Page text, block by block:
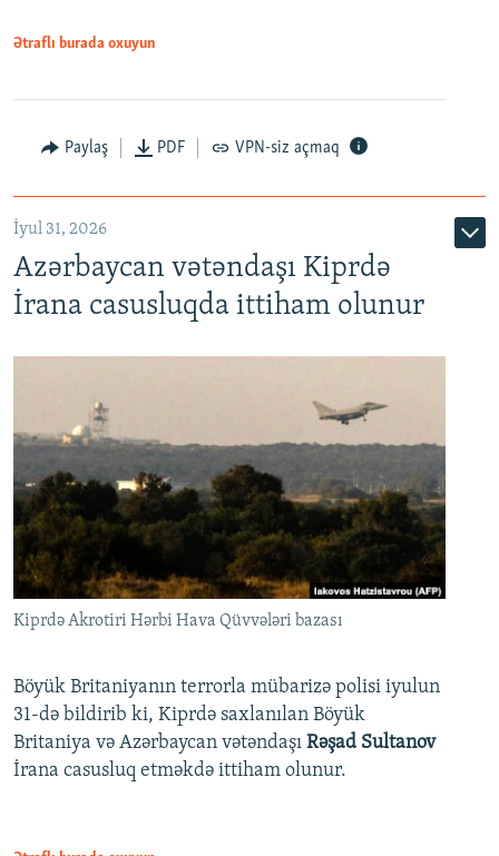
Ətraflı burada oxuyun
Paylaş PDF VPN-siz açmaq
İyul 31, 2026
Azərbaycan vətəndaşı Kiprdə
İrana casusluqda ittiham olunur
Kiprdə Akrotiri Hərbi Hava Qüvvələri bazası
Böyük Britaniyanın terrorla mübarizə polisi iyulun
31-də bildirib ki, Kiprdə saxlanılan Böyük
Britaniya və Azərbaycan vətəndaşı Rəşad Sultanov
İrana casusluq etməkdə ittiham olunur.